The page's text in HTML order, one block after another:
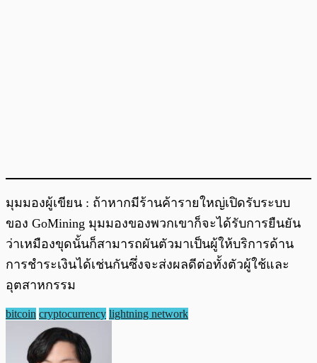
มุมมองผู้เขียน : ถ้าหากมีร้านค้ารายใหญ่เปิดรับระบบ
ของ GoMining มุมมองของพวกเขาก็จะได้รับการยืนยัน
ว่าเหมืองขุดนั้นก็สามารถผันตัวมาเป็นผู้ให้บริการด้าน
การชำระเงินได้เช่นกันซึ่งจะส่งผลดีต่อทั้งตัวผู้ใช้และ
อุตสาหกรรม
bitcoin cryptocurrency lightning network